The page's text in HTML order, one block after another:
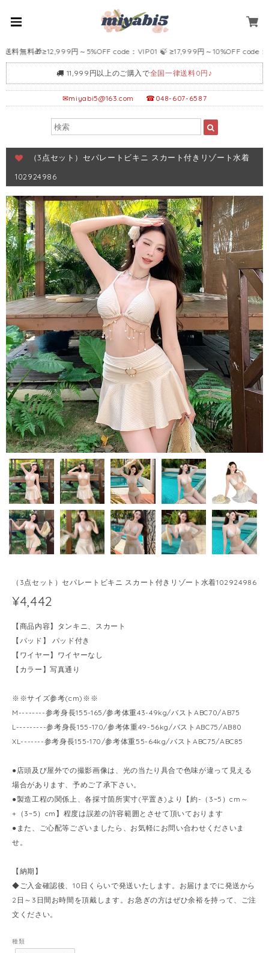
料🎁≥12,999円～5%OFF code：VIP01 🍃 ≥17,999円～10%OFF code：
11,999円以上のご購入で全国一律送料0円♪
✉miyabi5@163.com ☎048-607-6587
（3点セット）セパレートビキニ スカート付きリゾート水着
102924986
（3点セット）セパレートビキニ スカート付きリゾート水着102924986
¥4,442
【商品内容】タンキニ、スカート
【パッド】 パッド付き
【ワイヤー】ワイヤーなし
【カラー】写真通り
※※サイズ参考(cm)※※
M--------参考身長155-165/参考体重43-49kg/バストABC70/AB75
L---------参考身長155-170/参考体重49-56kg/バストABC75/AB80
XL-------参考身長155-170/参考体重55-64kg/バストABC75/ABC85
●店頭及び屋外での撮影画像は、光の当たり具合で色味が違って見える
場合があります、予めご了承下さい。
●製造工程の関係上、各採寸箇所実寸(平置き)より【約-（3~5）cm～
+（3~5）cm】程度は誤差の許容範囲とさせて頂いております
●また、ご心配等ございましたら、お気軽にお問い合わせくださいま
せ。
【納期】
◆ご入金確認後、10日くらいで発送いたします。お届けまでに発送から
2日～3日間お時間を頂戴します。お急ぎの方はぜひ余裕を持って、ご注
文ください。
種類